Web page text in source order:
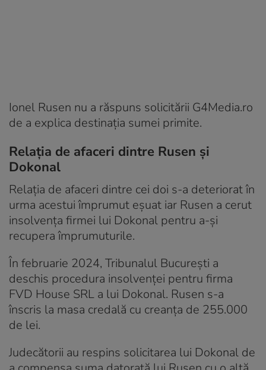
Ionel Rusen nu a răspuns solicitării G4Media.ro
de a explica destinația sumei primite.
Relația de afaceri dintre Rusen și
Dokonal
Relația de afaceri dintre cei doi s-a deteriorat în
urma acestui împrumut eșuat iar Rusen a cerut
insolvența firmei lui Dokonal pentru a-și
recupera împrumuturile.
În februarie 2024, Tribunalul București a
deschis procedura insolvenței pentru firma
FVD House SRL a lui Dokonal. Rusen s-a
înscris la masa credală cu creanța de 255.000
de lei.
Judecătorii au respins solicitarea lui Dokonal de